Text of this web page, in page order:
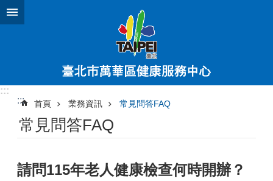
跳到主要內容區塊
:::
:::
首頁 業務資訊 常見問答FAQ
常見問答FAQ
請問115年老人健康檢查何時開辦？